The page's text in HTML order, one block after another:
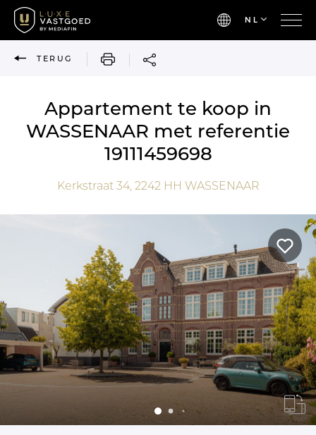
NL
TERUG AFDRUKKEN
Appartement te koop in
WASSENAAR met referentie
19111459698
Kerkstraat 34, 2242 HH WASSENAAR